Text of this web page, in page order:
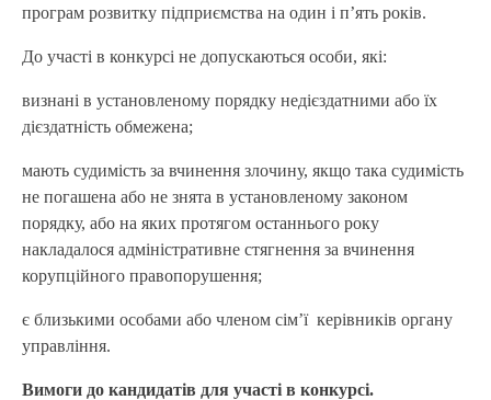
програм розвитку підприємства на один і п’ять років.
До участі в конкурсі не допускаються особи, які:
визнані в установленому порядку недієздатними або їх
дієздатність обмежена;
мають судимість за вчинення злочину, якщо така судимість
не погашена або не знята в установленому законом
порядку, або на яких протягом останнього року
накладалося адміністративне стягнення за вчинення
корупційного правопорушення;
є близькими особами або членом сім’ї керівників органу
управління.
Вимоги до кандидатів для участі в конкурсі.